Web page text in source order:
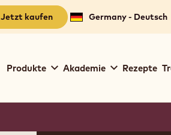
Jetzt kaufen Germany - Deutsch
navigation
Produkte Akademie Rezepte